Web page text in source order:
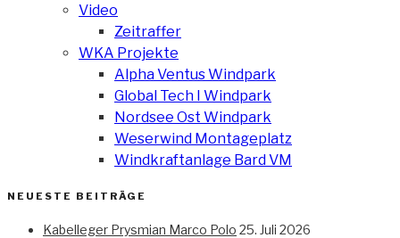
Video
Zeitraffer
WKA Projekte
Alpha Ventus Windpark
Global Tech I Windpark
Nordsee Ost Windpark
Weserwind Montageplatz
Windkraftanlage Bard VM
NEUESTE BEITRÄGE
Kabelleger Prysmian Marco Polo 25. Juli 2026